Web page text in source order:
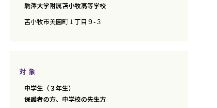
駒澤大学附属苫小牧高等学校
苫小牧市美園町１丁目９-３
対象
中学生（３年生）
保護者の方、中学校の先生方